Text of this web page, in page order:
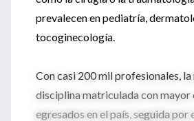
prevalecen en pediatría,
tocoginecología.
Con casi 200 mil profesionales, la
disciplina matriculada con mayor
egresados en el país, seguida por